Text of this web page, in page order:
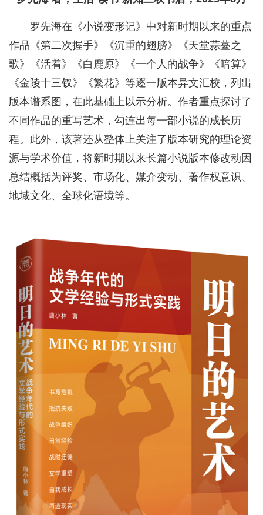
罗先海在《小说变形记》中对新时期以来的重点
作品《第二次握手》《沉重的翅膀》《天堂蒜薹之
歌》《活着》《白鹿原》《一个人的战争》《暗算》
《金陵十三钗》《繁花》等逐一版本异文汇校，列出
版本谱系图，在此基础上以示分析。作者重点探讨了
不同作品的重写艺术，勾连出每一部小说的成长历
程。此外，该著还从整体上关注了版本研究的理论资
源与学术价值，将新时期以来长篇小说版本修改动因
总结概括为评奖、市场化、媒介变动、著作权意识、
地域文化、全球化语境等。